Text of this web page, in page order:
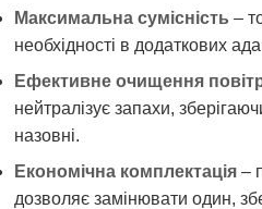
Максимальна сумісність –
необхідності в додаткових
Ефективне очищення
нейтралізує запахи,
назовні.
Економічна комплектація –
дозволяє замінювати один,